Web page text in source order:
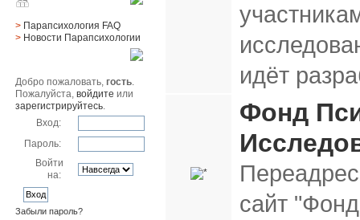
> Парапсихология FAQ
> Новости Парапсихологии
Добро пожаловать,гость.
Пожалуйста,войдите или
зарегистрируйтесь.
Вход:
Пароль:
Войти
на:
Забыли пароль?
идёт
Фонд
сайт